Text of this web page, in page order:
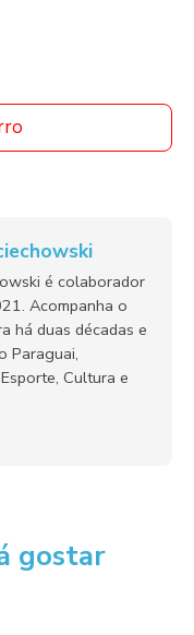
é colaborador
Acompanha o
há duas décadas e
Paraguai,
Cultura e
gostar